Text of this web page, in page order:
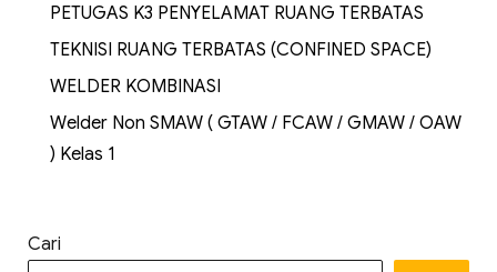
PETUGAS K3 PENYELAMAT RUANG TERBATAS
TEKNISI RUANG TERBATAS (CONFINED SPACE)
WELDER KOMBINASI
Welder Non SMAW ( GTAW / FCAW / GMAW / OAW
) Kelas 1
Cari